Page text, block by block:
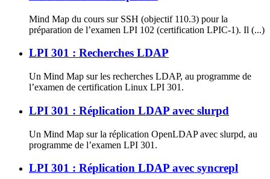
Mind Map du cours sur SSH (objectif 110.3) pour la
préparation de l’examen LPI 102 (certification LPIC-1). Il (...)
LPI 301 : Recherches LDAP
Un Mind Map sur les recherches LDAP, au programme de
l’examen de certification Linux LPI 301.
LPI 301 : Réplication LDAP avec slurpd
Un Mind Map sur la réplication OpenLDAP avec slurpd, au
programme de l’examen LPI 301.
LPI 301 : Réplication LDAP avec syncrepl